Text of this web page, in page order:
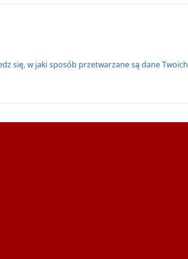
się, w jaki sposób przetwarzane są dane Twoich